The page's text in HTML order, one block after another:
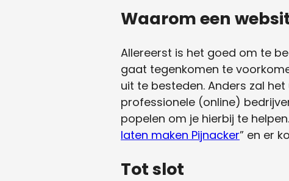
Waarom een
Allereerst is het goed om te
gaat tegenkomen te
uit te besteden. Anders zal
professionele (online)
popelen om je hierbij te
laten maken Pijnacker” en er
Tot slot